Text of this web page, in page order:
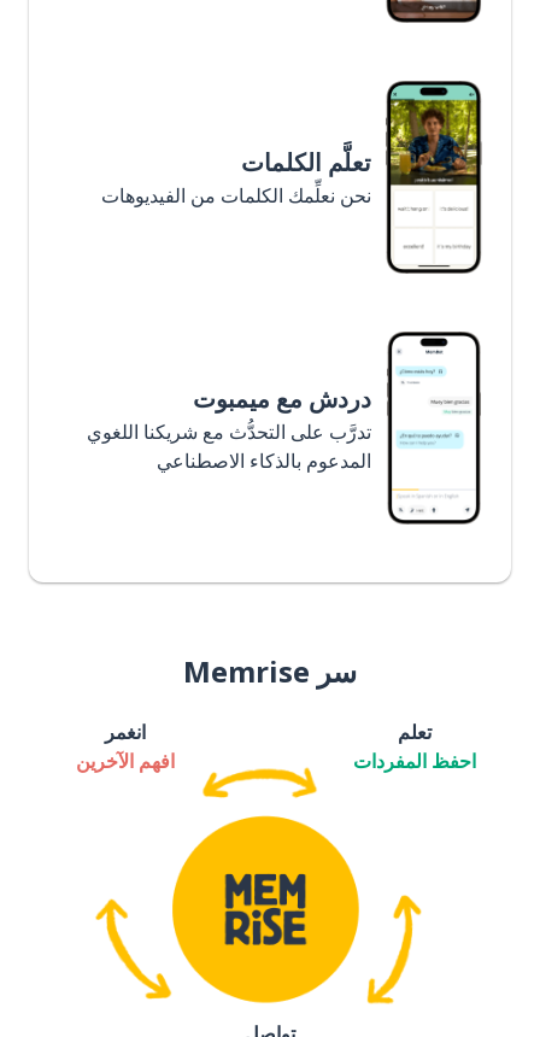
تعلَّم الكلمات
نحن نعلِّمك الكلمات من الفيديوهات
دردش مع ميمبوت
تدرَّب على التحدُّث مع شريكنا اللغوي
المدعوم بالذكاء الاصطناعي
سر Memrise
تعلم
احفظ المفردات
انغمر
افهم الآخرين